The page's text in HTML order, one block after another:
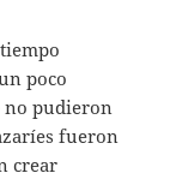
poco
no pudieron
fueron
crear